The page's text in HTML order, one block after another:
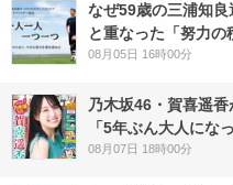
なぜ59歳の三浦知
と重なった「努力の
08月05日 16時00分
乃木坂46・賀喜遥香
「5年ぶん大人にな
08月07日 18時00分